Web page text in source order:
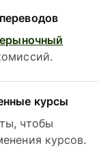
курсы
чтобы
курсов.